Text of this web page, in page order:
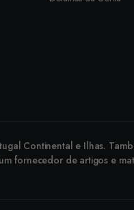
Continental e Ilhas.
fornecedor de artigos e